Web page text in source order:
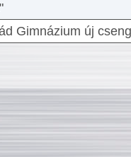
Gimnázium új